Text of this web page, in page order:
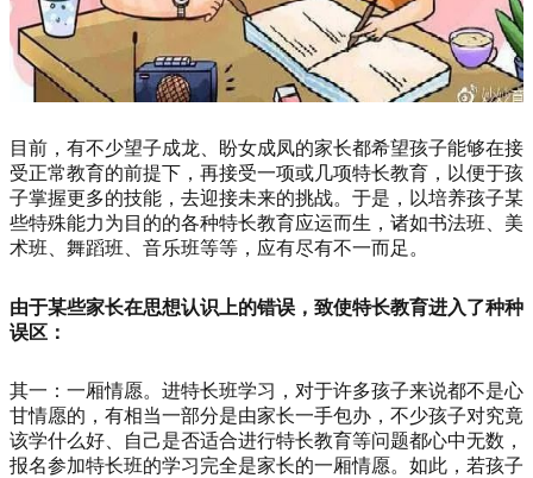
目前，有不少望子成龙、盼女成凤的家长都希望孩子能够在接
受正常教育的前提下，再接受一项或几项特长教育，以便于孩
子掌握更多的技能，去迎接未来的挑战。于是，以培养孩子某
些特殊能力为目的的各种特长教育应运而生，诸如书法班、美
术班、舞蹈班、音乐班等等，应有尽有不一而足。
由于某些家长在思想认识上的错误，致使特长教育进入了种种
误区：
其一：一厢情愿。进特长班学习，对于许多孩子来说都不是心
甘情愿的，有相当一部分是由家长一手包办，不少孩子对究竟
该学什么好、自己是否适合进行特长教育等问题都心中无数，
报名参加特长班的学习完全是家长的一厢情愿。如此，若孩子